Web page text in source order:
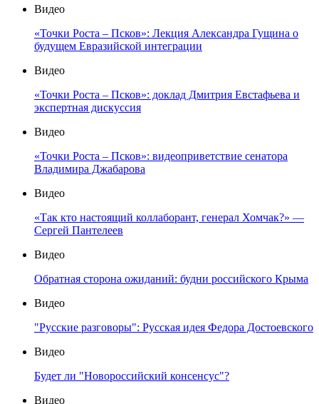
Видео
«Точки Роста – Псков»: Лекция Александра Гущина о
будущем Евразийской интеграции
Видео
«Точки Роста – Псков»: доклад Дмитрия Евстафьева и
экспертная дискуссия
Видео
«Точки Роста – Псков»: видеоприветствие сенатора
Владимира Джабарова
Видео
«Так кто настоящий коллаборант, генерал Хомчак?» —
Сергей Пантелеев
Видео
Обратная сторона ожиданий: будни российского Крыма
Видео
"Русские разговоры": Русская идея Федора Достоевского
Видео
Будет ли "Новороссийский консенсус"?
Видео